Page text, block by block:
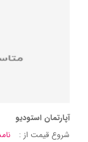
آپارتمان استودیو
شروع قیمت از :